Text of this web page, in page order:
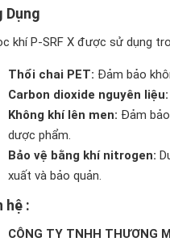
Dụng
khí P-SRF X được sử dụng
Thổi chai PET: Đảm bảo
Carbon dioxide nguyên liệu:
Không khí lên men: Đảm
dược phẩm.
Bảo vệ bằng khí nitrogen:
xuất và bảo quản.
hệ :
CÔNG TY TNHH THƯƠNG